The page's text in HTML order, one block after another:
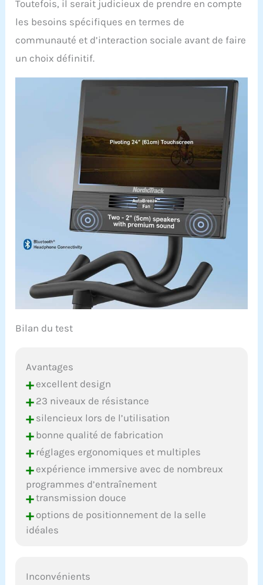
Toutefois, il serait judicieux de prendre en compte
les besoins spécifiques en termes de
communauté et d’interaction sociale avant de faire
un choix définitif.
Bilan du test
Avantages
+excellent design
+23 niveaux de résistance
+silencieux lors de l’utilisation
+bonne qualité de fabrication
+réglages ergonomiques et multiples
+expérience immersive avec de nombreux
programmes d’entraînement
+transmission douce
+options de positionnement de la selle
idéales
Inconvénients